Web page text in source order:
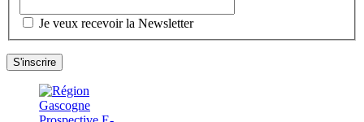
Je veux recevoir la Newsletter